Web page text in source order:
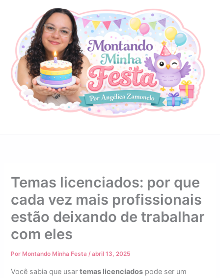
Temas licenciados: por que
cada vez mais profissionais
estão deixando de trabalhar
com eles
Por Montando Minha Festa/abril 13, 2025
Você sabia que usartemas licenciados pode ser um